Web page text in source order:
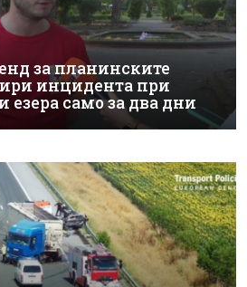
за планинските
инцидента при
езера само за два дни